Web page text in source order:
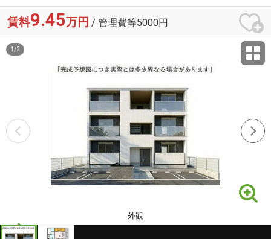
賃料9.45万円 / 管理費等5000円
外観
1 /2